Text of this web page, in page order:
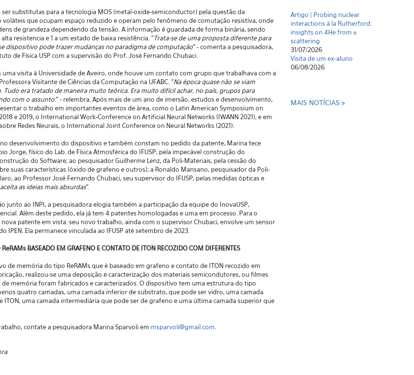
substitutas para a tecnologia MOS (metal-oxide-semiconductor) pela questão da
voláteis que ocupam espaço reduzido e operam pelo fenômeno de comutação resistiva, onde
de grandeza dependendo da tensão. A informação é guardada de forma binária, sendo
resistencia e 1 a um estado de baixa resistência. "Trata-se de uma proposta diferente para
dispositivo pode trazer mudanças no paradigma de computação" - comenta a pesquisadora,
de Física USP com a supervisão do Prof. José Fernando Chubaci.
uma visita à Universidade de Aveiro, onde houve um contato com grupo que trabalhava com a
Visitante de Ciências da Computação na UFABC. "Na época quase não se viam
Tudo era tratado de maneira muito teórica. Era muito difícil achar, no país, grupos para
com o assunto." - relembra. Após mais de um ano de imersão, estudos e desenvolvimento,
o trabalho em importantes eventos de área, como o Latin American Symposium on
e 2019, o International Work-Conference on Artificial Neural Networks (IWANN 2021), e em
Redes Neurais, o International Joint Conference on Neural Networks (2021).
desenvolvimento do dispositivo e também constam no pedido da patente, Marina tece
Jorge, físico do Lab. de Física Atmosférica do IFUSP, pela impecável construção do
do Software; ao pesquisador Guilherme Lenz, da Poli-Materiais, pela cessão do
suas características (óxido de grafeno e outros); a Ronaldo Mansano, pesquisador da Poli-
ao Professor José Fernando Chubaci, seu supervisor do IFUSP, pelas medidas ópticas e
as ideias mais absurdas".
junto ao INPI, a pesquisadora elogia também a participação da equipe do InovaUSP,
Além deste pedido, ela já tem 4 patentes homologadas e uma em processo. Para o
patente em vista: seu novo trabalho, ainda com o supervisor Chubaci, envolve um sensor
IPEN. Ela permanece vinculada ao IFUSP até setembro de 2023.
BASEADO EM GRAFENO E CONTATO DE ITON RECOZIDO COM DIFERENTES
de memória do tipo ReRAMs que é baseado em grafeno e contato de ITON recozido em
realizou-se uma deposição e caracterização dos materiais semicondutores, ou filmes
de memória foram fabricados e caracterizados. O dispositivo tem uma estrutura do tipo
quatro camadas, uma camada inferior de substrato, que pode ser vidro, uma camada
ITON, uma camada intermediária que pode ser de grafeno e uma última camada superior que
contate a pesquisadora Marina Sparvoli em msparvoli@gmail.com
Artigo | Probing nuclear
interactions à la Rutherford:
insights on 4He from α
scattering
31/07/2026
Visita de um ex-aluno
06/08/2026
MAIS NOTÍCIAS